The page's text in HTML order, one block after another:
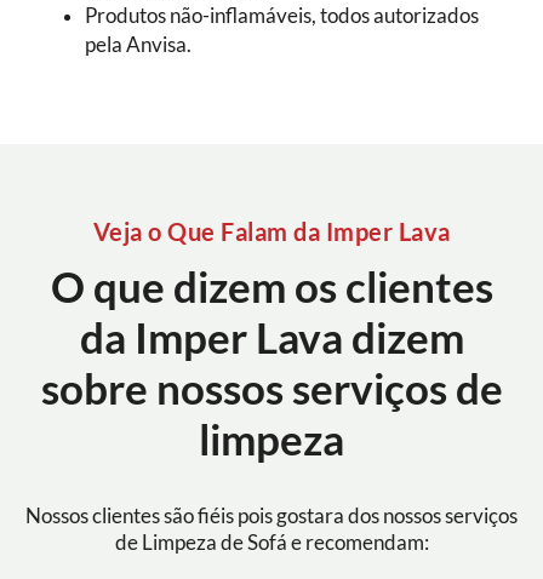
Produtos não-inflamáveis, todos autorizados
pela Anvisa.
Veja o Que Falam da Imper Lava
O que dizem os clientes
da Imper Lava dizem
sobre nossos serviços de
limpeza
Nossos clientes são fiéis pois gostara dos nossos serviços
de Limpeza de Sofá e recomendam: